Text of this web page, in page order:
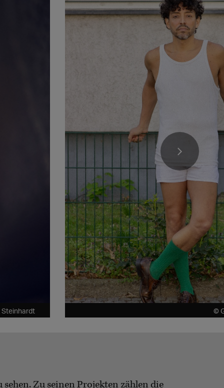
Steinhardt ©
Zu seinen Projekten zählen die